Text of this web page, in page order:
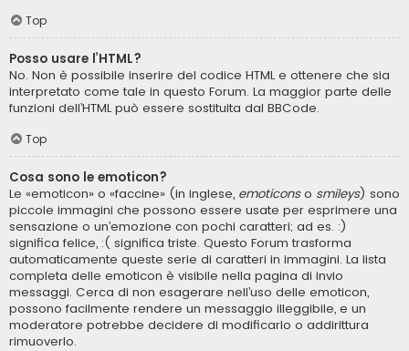
Top
Posso usare l’HTML?
No. Non è possibile inserire del codice HTML e ottenere che sia
interpretato come tale in questo Forum. La maggior parte delle
funzioni dell’HTML può essere sostituita dal BBCode.
Top
Cosa sono le emoticon?
Le «emoticon» o «faccine» (in inglese, emoticonso smileys) sono
piccole immagini che possono essere usate per esprimere una
sensazione o un’emozione con pochi caratteri; ad es. :)
significa felice, :( significa triste. Questo Forum trasforma
automaticamente queste serie di caratteri in immagini. La lista
completa delle emoticon è visibile nella pagina di invio
messaggi. Cerca di non esagerare nell’uso delle emoticon,
possono facilmente rendere un messaggio illeggibile, e un
moderatore potrebbe decidere di modificarlo o addirittura
rimuoverlo.